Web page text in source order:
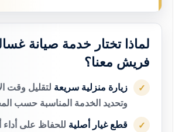
لماذا تختار خدمة صيانة
فريش معنا؟
✓ زيارة منزلية سريعة لتقليل وقت
وتحديد الخدمة المناسبة حسب
✓ قطع غيار أصلية للحفاظ على